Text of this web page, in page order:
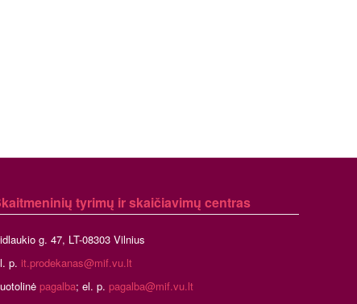
tyrimų ir skaičiavimų centras
g. 47, LT-08303 Vilnius
p. it.prodekanas@mif.vu.lt
pagalba; el. p. pagalba@mif.vu.lt